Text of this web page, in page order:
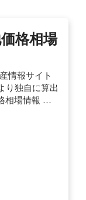
格相場
情報サイト
り独自に算出
相場情報 …